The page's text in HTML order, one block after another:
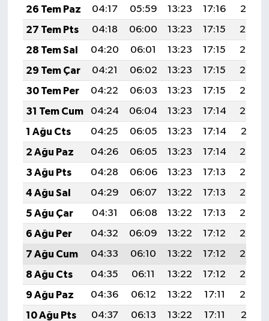
26 Tem Paz
04:17 05:59 13:23 17:16
20:37
27 Tem Pts
04:18 06:00 13:23 17:15
20:36
28 Tem Sal
04:20 06:01 13:23 17:15
20:35
29 Tem Çar
04:21 06:02 13:23 17:15
20:34
30 Tem Per
04:22 06:03 13:23 17:15
20:33
31 Tem Cum
04:24 06:04 13:23 17:14
20:32
1 Ağu Cts
04:25 06:05 13:23 17:14
20:31
2 Ağu Paz
04:26 06:05 13:23 17:14
20:30
3 Ağu Pts
04:28 06:06 13:23 17:13
20:29
4 Ağu Sal
04:29 06:07 13:22 17:13
20:28
5 Ağu Çar
04:31 06:08 13:22 17:13
20:27
6 Ağu Per
04:32 06:09 13:22 17:12
20:26
7 Ağu Cum
04:33 06:10 13:22 17:12
20:24
8 Ağu Cts
04:35 06:11 13:22 17:12
20:23
9 Ağu Paz
04:36 06:12 13:22 17:11
20:22
10 Ağu Pts
04:37 06:13 13:22 17:11
20:21